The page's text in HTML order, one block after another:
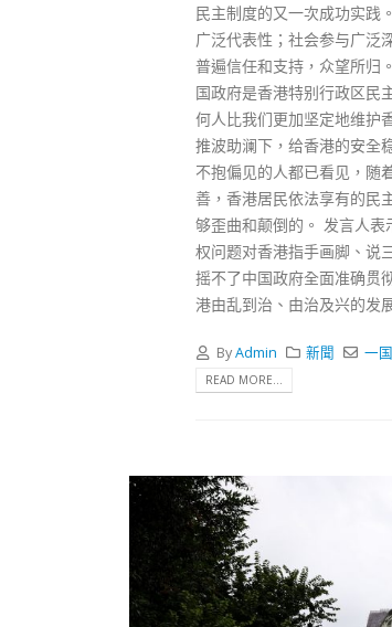
民主制度的又一次成功实践
广泛代表性；社会参与广泛
普遍信任和支持，众望所归
国政府是香港特别行政区民
何人比我们更加坚定地维护
推波助澜下，给香港的安全
不抱偏见的人都已看见，随
善，香港居民依法享有的民
够歪曲和颠倒的。 发言人表
权问题对香港指手画脚、说
摇不了中国政府全面准确贯
港由乱到治、由治及兴的发
ByAdmin 新聞 一
READ MORE...